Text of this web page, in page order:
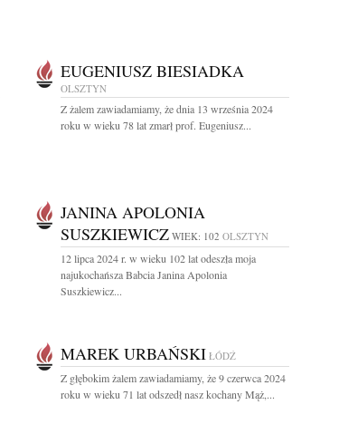
EUGENIUSZ BIESIADKA
OLSZTYN
Z żalem zawiadamiamy, że dnia 13 września 2024
roku w wieku 78 lat zmarł prof. Eugeniusz...
JANINA APOLONIA
SUSZKIEWICZ WIEK: 102 OLSZTYN
12 lipca 2024 r. w wieku 102 lat odeszła moja
najukochańsza Babcia Janina Apolonia
Suszkiewicz...
MAREK URBAŃSKI ŁÓDŹ
Z głębokim żalem zawiadamiamy, że 9 czerwca 2024
roku w wieku 71 lat odszedł nasz kochany Mąż,...